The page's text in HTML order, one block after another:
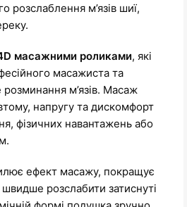
розслаблення м’язів шиї,
масажними роликами, які
масажиста та
м’язів. Масаж
напругу та дискомфорт
фізичних навантажень або
ефект масажу, покращує
розслабити затиснуті